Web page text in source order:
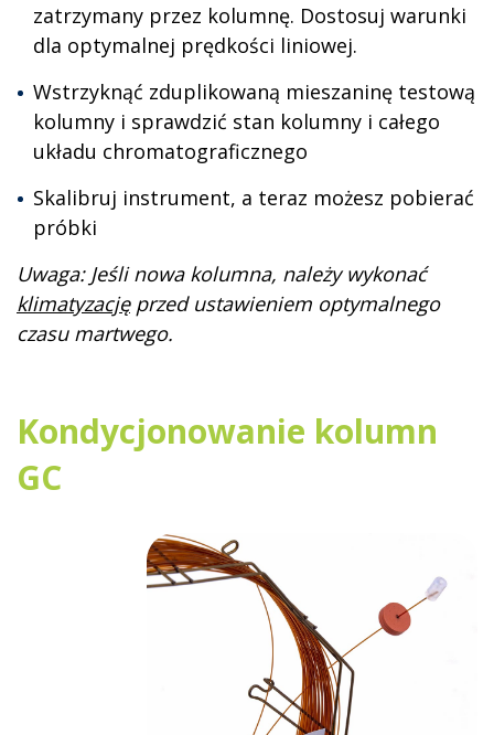
zatrzymany przez kolumnę. Dostosuj warunki
dla optymalnej prędkości liniowej.
Wstrzyknąć zduplikowaną mieszaninę testową
kolumny i sprawdzić stan kolumny i całego
układu chromatograficznego
Skalibruj instrument, a teraz możesz pobierać
próbki
Uwaga: Jeśli nowa kolumna, należy wykonać
klimatyzacjęprzed ustawieniem optymalnego
czasu martwego.
Kondycjonowanie kolumn
GC